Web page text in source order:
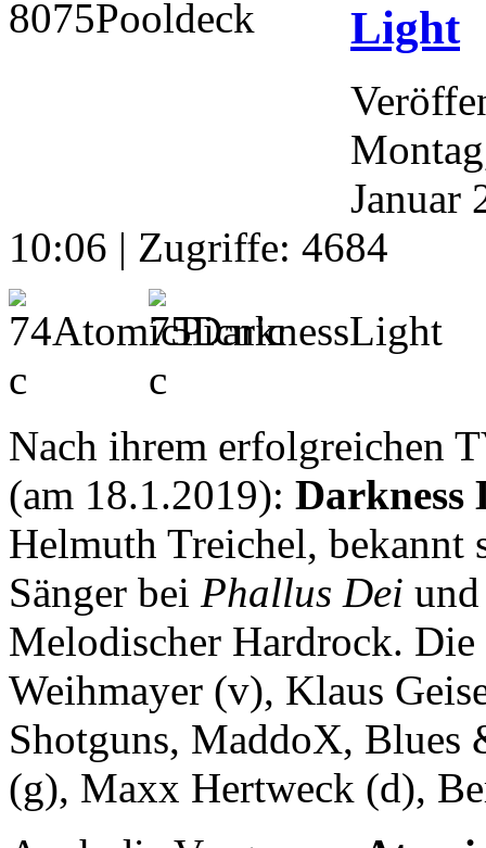
Light
Januar
10:06 | Zugriffe: 4684
Nach ihrem erfolgreichen
(am 18.1.2019): Darkness
Helmuth Treichel, bekannt
Sänger bei Phallus Dei
Melodischer Hardrock.
Weihmayer (v), Klaus
Shotguns, MaddoX,
(g), Maxx Hertweck (d),